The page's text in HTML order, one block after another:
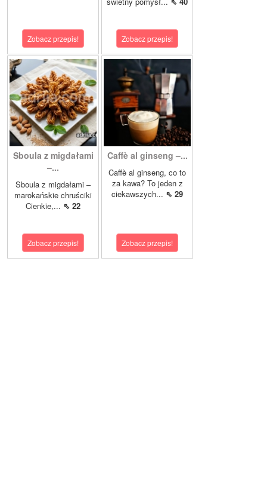
Zobacz przepis! Zobacz przepis!
Sboula z migdałami
–...
Sboula z migdałami –
marokańskie chruściki
Cienkie,... ⇖ 22
Zobacz przepis!
Caffè al ginseng –...
Caffè al ginseng, co to
za kawa? To jeden z
ciekawszych... ⇖ 29
Zobacz przepis!